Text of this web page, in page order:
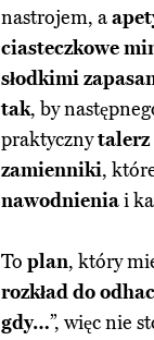
nastrojem, a
ciasteczkowe
słodkimi
tak, by
praktycznytalerz
zamienniki,
nawodnieniai
To plan, który
rozkład do
gdy…”, więc nie